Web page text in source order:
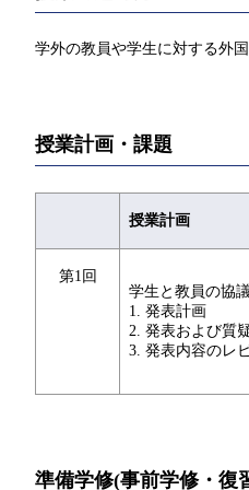
学外の教員や学生に対する外
授業計画・課題
授業計画
第1回
学生と教員の協
1. 発表計画
2. 発表および質
3. 発表内容のレ
準備学修(事前学修・復